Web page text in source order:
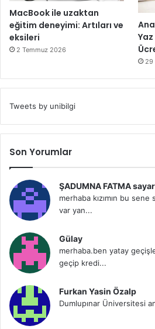
MacBook ile uzaktan
eğitim deneyimi: Artıları ve
eksileri
2 Temmuz 2026
29
Tweets by unibilgi
Son Yorumlar
ŞADUMNA FATMA sayar
merhaba kızımın bu
var yan...
Gülay
merhaba.ben yatay
geçip kredi...
Furkan Yasin Özalp
Dumlupınar Üniversitesi